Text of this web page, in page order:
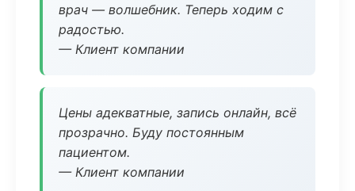
врач — волшебник. Теперь ходим с
радостью.
— Клиент компании
Цены адекватные, запись онлайн, всё
прозрачно. Буду постоянным
пациентом.
— Клиент компании